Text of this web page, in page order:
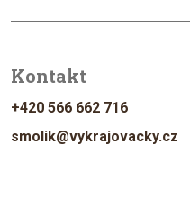
Kontakt
+420 566 662 716
smolik@vykrajovacky.cz